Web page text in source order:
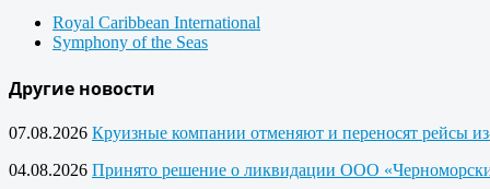
Royal Caribbean International
Symphony of the Seas
Другие новости
07.08.2026 Круизные компании отменяют и переносят рейсы
04.08.2026 Принято решение о ликвидации ООО